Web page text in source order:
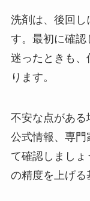
洗剤は、後回
す。最初に確
迷ったときも、
ります。
不安な点がある
公式情報、専門
て確認しましょ
の精度を上げる